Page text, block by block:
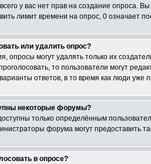
у вас нет прав на создание опроса.
лимит времени на опрос, 0 означает
или удалить опрос?
опросы могут удалять только их
то пользователи могут
ответов, в то время как люди уже
некоторые форумы?
только определённым
форума могут предоставить
в опросе?